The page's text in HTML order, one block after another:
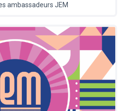
ambassadeurs JEM